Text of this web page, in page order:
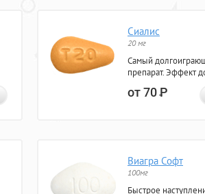
Сиалис
20 мг
Самый
препарат. Эффект
от 70Р
Виагра Софт
100мг
Быстрое